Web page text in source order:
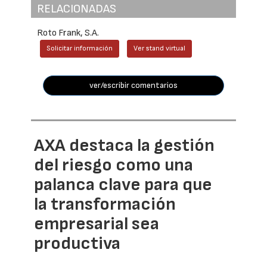
RELACIONADAS
Roto Frank, S.A.
Solicitar información Ver stand virtual
ver/escribir comentarios
AXA destaca la gestión
del riesgo como una
palanca clave para que
la transformación
empresarial sea
productiva